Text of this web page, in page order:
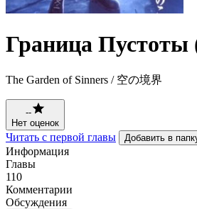
Граница Пустоты
The Garden of Sinners / 空の境界
--
Нет оценок
Читать с первой главы Добавить в
Информация
Главы
110
Комментарии
Обсуждения